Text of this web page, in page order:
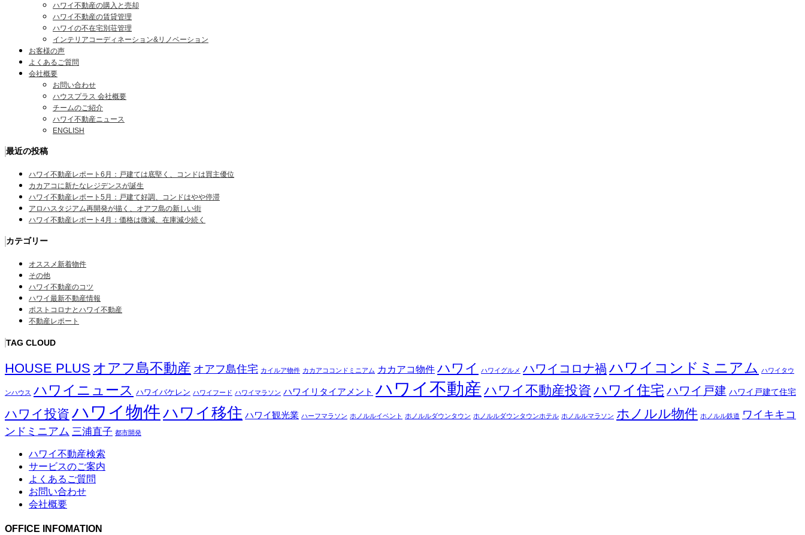
ハワイ不動産の購入と売却
ハワイ不動産の賃貸管理
ハワイの不在宅別荘管理
インテリアコーディネーション&リノベーション
お客様の声
よくあるご質問
会社概要
お問い合わせ
ハウスプラス 会社概要
チームのご紹介
ハワイ不動産ニュース
ENGLISH
最近の投稿
ハワイ不動産レポート6月：戸建ては底堅く、コンドは買主優位
カカアコに新たなレジデンスが誕生
ハワイ不動産レポート5月：戸建て好調、コンドはやや停滞
アロハスタジアム再開発が描く、オアフ島の新しい街
ハワイ不動産レポート4月：価格は微減、在庫減少続く
カテゴリー
オススメ新着物件
その他
ハワイ不動産のコツ
ハワイ最新不動産情報
ポストコロナとハワイ不動産
不動産レポート
TAG CLOUD
HOUSE PLUS オアフ島不動産 オアフ島住宅 カイルア物件 カカアココンドミニアム カカアコ物件 ハワイ ハワイグルメ ハワイコロナ禍 ハワイコンドミニアム ハワイタウ
ンハウス ハワイニュース ハワイバケレン ハワイフード ハワイマラソン ハワイリタイアメント ハワイ不動産 ハワイ不動産投資 ハワイ住宅 ハワイ戸建 ハワイ戸建て住宅
ハワイ投資 ハワイ物件ハワイ移住 ハワイ観光業 ハーフマラソン ホノルルイベント ホノルルダウンタウン ホノルルダウンタウンホテル ホノルルマラソン ホノルル物件 ホノルル鉄道 ワイキキコ
ンドミニアム 三浦直子 都市開発
ハワイ不動産検索
サービスのご案内
よくあるご質問
お問い合わせ
会社概要
OFFICE INFOMATION